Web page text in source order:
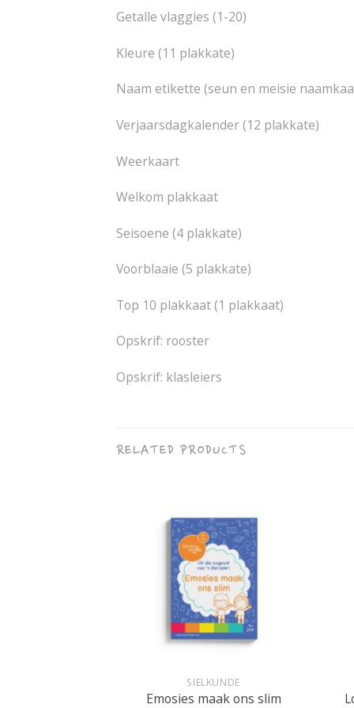
Getalle vlaggies (1-20)
Kleure (11 plakkate)
Naam etikette (seun en meisie
Verjaarsdagkalender (12 plakkate)
Weerkaart
Welkom plakkaat
Seisoene (4 plakkate)
Voorblaaie (5 plakkate)
Top 10 plakkaat (1 plakkaat)
Opskrif: rooster
Opskrif: klasleiers
RELATED PRODUCTS
SIELKUNDE
Emosies maak ons slim